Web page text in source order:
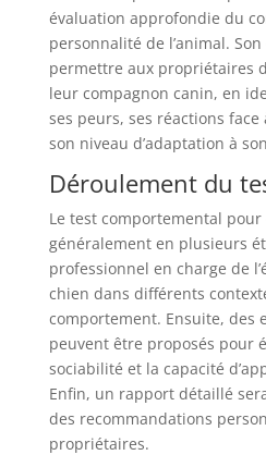
évaluation approfondie du
personnalité de l’animal.
permettre aux propriétaires
leur compagnon canin, en
ses peurs, ses réactions
son niveau d’adaptation à
Déroulement du
Le test comportemental
généralement en plusieurs
professionnel en charge de
chien dans différents
comportement. Ensuite, des
peuvent être proposés pour
sociabilité et la capacité
Enfin, un rapport détaillé
des recommandations
propriétaires.